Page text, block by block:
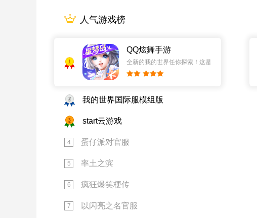
人气游戏榜
1
QQ炫舞手游
全新的我的世界任你探索！这是一个小提示字段。
2 我的世界国际服模组版
3 start云游戏
4 蛋仔派对官服
5 率土之滨
6 疯狂爆笑梗传
7 以闪亮之名官服